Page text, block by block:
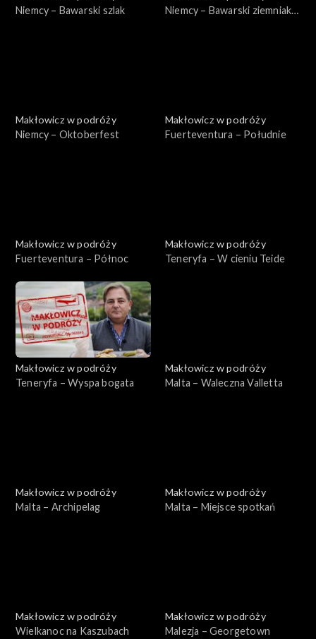
Niemcy – Bawarski szlak
Niemcy – Bawarski ziemniak i
Makłowicz w podróży
Niemcy – Oktoberfest
Makłowicz w podróży
Fuerteventura – Południe
Makłowicz w podróży
Fuerteventura – Północ
Makłowicz w podróży
Teneryfa – W cieniu Teide
Makłowicz w podróży
Teneryfa – Wyspa bogata
Makłowicz w podróży
Malta – Waleczna Valletta
Makłowicz w podróży
Malta – Archipelag
Makłowicz w podróży
Malta – Miejsce spotkań
Makłowicz w podróży
Wielkanoc na Kaszubach
Makłowicz w podróży
Malezja – Georgetown